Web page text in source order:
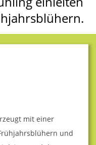
mit einer
und